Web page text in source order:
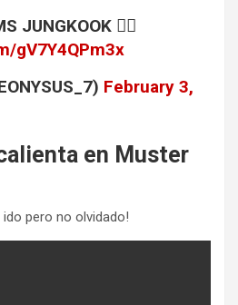
JUNGKOOK ❤️‍🔥
gV7Y4QPm3x
February 3,
en Muster
pero no olvidado!